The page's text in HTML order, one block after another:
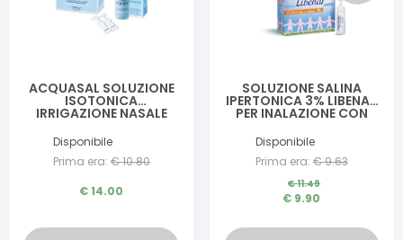
ACQUASAL SOLUZIONE
ISOTONICA
IRRIGAZIONE NASALE
FLACONCINI
MONODOSE 5 ML
Disponibile
Prima era: €10.80
€14.00
SOLUZIONE SALINA
IPERTONICA 3% LIBENAR
PER INALAZIONE CON
MONOUSO X 4ML
Disponibile
Prima era: €9.63
€11.49
€ 9.90